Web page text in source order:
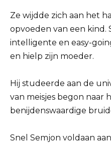
Ze wijdde zich aan het
opvoeden van een kind.
intelligente en easy-
en hielp zijn moeder.
Hij studeerde aan de
van meisjes begon naar
benijdenswaardige
Snel Semjon voldaan